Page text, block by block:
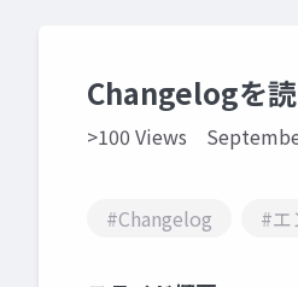
Changelogを
>100 Views
#Changelog #エ